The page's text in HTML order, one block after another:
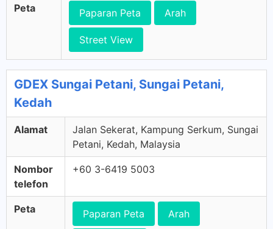
Peta Paparan Peta Arah
Street View
GDEX Sungai Petani, Sungai Petani,
Kedah
Alamat
Jalan Sekerat, Kampung Serkum, Sungai
Petani, Kedah, Malaysia
Nombor
telefon
+60 3-6419 5003
Peta Paparan Peta Arah